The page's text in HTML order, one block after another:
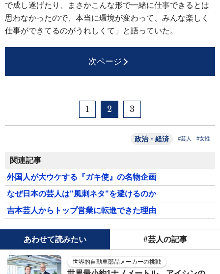
で成し遂げたり、まさかこんな形で一緒に仕事できるとは
思わなかったので、本当に環境が変わって、みんな楽しく
仕事ができてるのがうれしくて」と語っていた。
次ページ
1 2 3
政治・経済 #芸人 #女性
関連記事
外国人が大ウケする『ガキ使』の名物企画
なぜ日本の芸人は"風刺ネタ"を避けるのか
吉本芸人からトップ営業に転進できた理由
あわせて読みたい #芸人の記事
世界的自動車部品メーカーの挑戦